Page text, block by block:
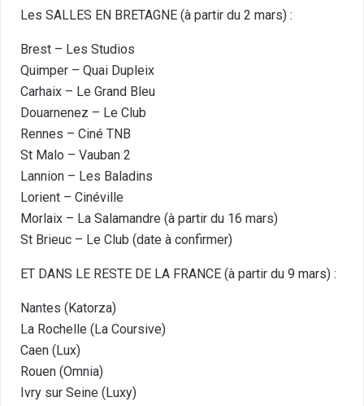
Les SALLES EN BRETAGNE (à partir du 2 mars) :
Brest – Les Studios
Quimper – Quai Dupleix
Carhaix – Le Grand Bleu
Douarnenez – Le Club
Rennes – Ciné TNB
St Malo – Vauban 2
Lannion – Les Baladins
Lorient – Cinéville
Morlaix – La Salamandre (à partir du 16 mars)
St Brieuc – Le Club (date à confirmer)
ET DANS LE RESTE DE LA FRANCE (à partir du 9 mars) :
Nantes (Katorza)
La Rochelle (La Coursive)
Caen (Lux)
Rouen (Omnia)
Ivry sur Seine (Luxy)